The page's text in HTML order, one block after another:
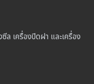
ล เครื่องปิดฝา และเครื่อง